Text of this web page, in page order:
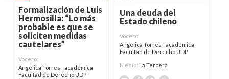
Formalización de Luis
Hermosilla: “Lo más
probable es que se
soliciten medidas
cautelares”
Vocero:
Angélica Torres - académica
Facultad de Derecho UDP
Una deuda del
Estado chileno
Vocero:
Angélica Torres - académica
Facultad de Derecho UDP
Medio: La Tercera